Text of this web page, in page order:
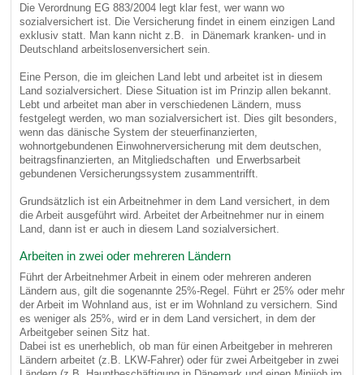
Die Verordnung EG 883/2004 legt klar fest, wer wann wo
sozialversichert ist. Die Versicherung findet in einem einzigen Land
exklusiv statt. Man kann nicht z.B. in Dänemark kranken- und in
Deutschland arbeitslosenversichert sein.
Eine Person, die im gleichen Land lebt und arbeitet ist in diesem
Land sozialversichert. Diese Situation ist im Prinzip allen bekannt.
Lebt und arbeitet man aber in verschiedenen Ländern, muss
festgelegt werden, wo man sozialversichert ist. Dies gilt besonders,
wenn das dänische System der steuerfinanzierten,
wohnortgebundenen Einwohnerversicherung mit dem deutschen,
beitragsfinanzierten, an Mitgliedschaften und Erwerbsarbeit
gebundenen Versicherungssystem zusammentrifft.
Grundsätzlich ist ein Arbeitnehmer in dem Land versichert, in dem
die Arbeit ausgeführt wird. Arbeitet der Arbeitnehmer nur in einem
Land, dann ist er auch in diesem Land sozialversichert.
Arbeiten in zwei oder mehreren Ländern
Führt der Arbeitnehmer Arbeit in einem oder mehreren anderen
Ländern aus, gilt die sogenannte 25%-Regel. Führt er 25% oder mehr
der Arbeit im Wohnland aus, ist er im Wohnland zu versichern. Sind
es weniger als 25%, wird er in dem Land versichert, in dem der
Arbeitgeber seinen Sitz hat.
Dabei ist es unerheblich, ob man für einen Arbeitgeber in mehreren
Ländern arbeitet (z.B. LKW-Fahrer) oder für zwei Arbeitgeber in zwei